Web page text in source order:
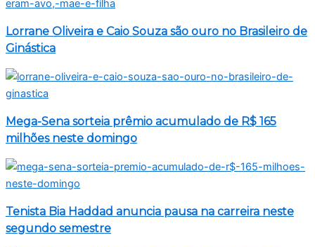
Lorrane Oliveira e Caio Souza são ouro no Brasileiro de
Ginástica
Mega-Sena sorteia prêmio acumulado de R$ 165
milhões neste domingo
Tenista Bia Haddad anuncia pausa na carreira neste
segundo semestre